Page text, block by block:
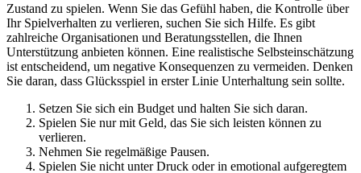
Zustand zu spielen. Wenn Sie das Gefühl haben, die Kontrolle über
Ihr Spielverhalten zu verlieren, suchen Sie sich Hilfe. Es gibt
zahlreiche Organisationen und Beratungsstellen, die Ihnen
Unterstützung anbieten können. Eine realistische Selbsteinschätzung
ist entscheidend, um negative Konsequenzen zu vermeiden. Denken
Sie daran, dass Glücksspiel in erster Linie Unterhaltung sein sollte.
Setzen Sie sich ein Budget und halten Sie sich daran.
Spielen Sie nur mit Geld, das Sie sich leisten können zu
verlieren.
Nehmen Sie regelmäßige Pausen.
Spielen Sie nicht unter Druck oder in emotional aufgeregtem